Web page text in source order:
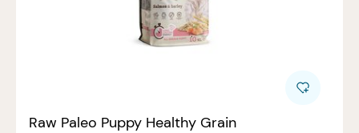
Raw Paleo Puppy Healthy Grain